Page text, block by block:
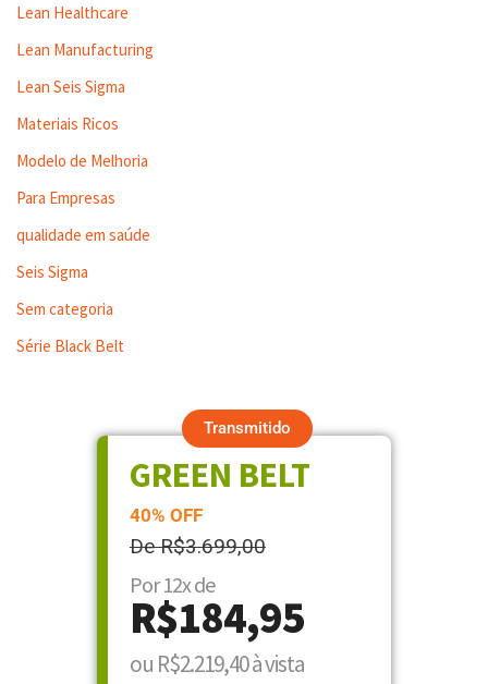
Lean Healthcare
Lean Manufacturing
Lean Seis Sigma
Materiais Ricos
Modelo de Melhoria
Para Empresas
qualidade em saúde
Seis Sigma
Sem categoria
Série Black Belt
Transmitido
GREEN BELT
40% OFF
De R$3.699,00
Por 12x de
R$184,95
ou R$2.219,40 à vista